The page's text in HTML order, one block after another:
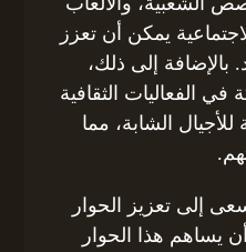
يمكن أن تعزز
بالإضافة إلى ذلك،
الفعاليات الثقافية
الشابة، مما
إلى تعزيز الحوار
يساهم هذا الحوار